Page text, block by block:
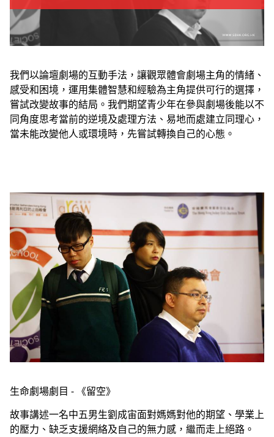
我們以論壇劇場的互動手法，讓觀眾體會劇場主角的情緒、
感受和困境，運用集體智慧和經驗為主角提供可行的選擇，
嘗試改變故事的結局。我們期望青少年在參與劇場後能以不
同角度思考當前的逆境及處理方法、易地而處建立同理心，
當未能改變他人或環境時，先嘗試轉換自己的心態。
生命劇場劇目 - 《留空》
故事講述一名中五男生劉成宙面對媽媽對他的期望、學業上
的壓力、缺乏支援網絡及自己的無力感，繼而走上絕路。